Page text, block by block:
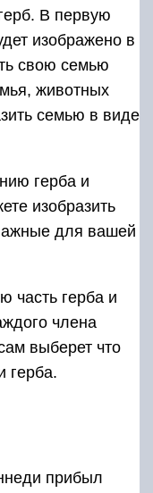
В первую
изображено в
свою семью
животных
семью в виде
герба и
изобразить
для вашей
часть герба и
члена
выберет что
герба.
прибыл